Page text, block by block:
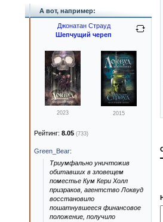
А вот, например:
Джонатан Страуд
Шепчущий череп
2023 2015
Рейтинг: 8.05 (733)
Green_Bear:
Триумфально уничтожив
обитавших в зловещем
поместье Кум Кери Холл
призраков, агентство Локвуд
восстановило
пошатнувшееся финансовое
положение, получило